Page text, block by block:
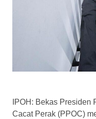
IPOH: Bekas Presiden
Cacat Perak (PPOC)